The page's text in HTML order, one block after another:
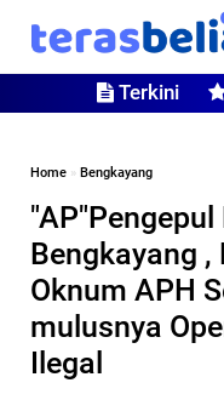
Terkini
Home » Bengkayang
"AP"Pengepul
Bengkayang ,
Oknum APH
mulusnya
Ilegal